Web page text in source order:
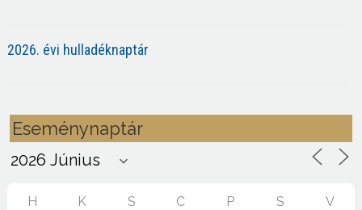
2026. évi hulladéknaptár
Eseménynaptár
H K S C P S V